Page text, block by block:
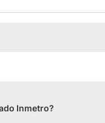
Inmetro?